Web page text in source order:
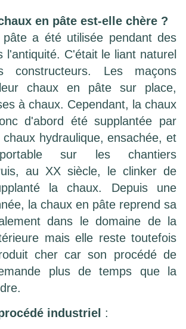
en pâte est-elle chère ?
a été utilisée pendant des
l'antiquité. C'était le liant naturel
Les maçons
chaux en pâte sur place,
à chaux. Cependant, la chaux
d'abord été supplantée par
hydraulique, ensachée, et
sur les chantiers
au XX siècle, le clinker de
la chaux. Depuis une
la chaux en pâte reprend sa
dans le domaine de la
mais elle reste toutefois
cher car son procédé de
plus de temps que la
industriel :